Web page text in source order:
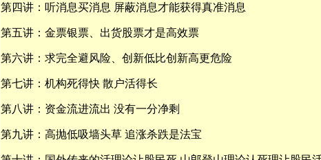
第四讲：听消息买消息 屏蔽消息才能获得真准消息
第五讲：金票银票、出货股票才是高效票
第六讲：求完全避风险、创新低比创新高更危险
第七讲：机构死得快 散户活得长
第八讲：资金流进流出 没有一分净剩
第九讲：高抛低吸墙头草 追涨杀跌是法宝